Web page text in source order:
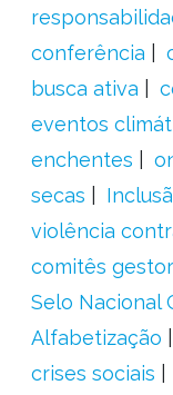
conferência
busca ativa
eventos
enchentes
secas
violência
comitês
Selo Nacional
Alfabetização
crises sociais